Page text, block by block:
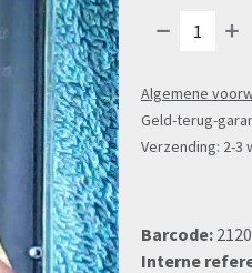
Algemene
Geld-terug-
Verzending: 2-3
Barcode:
Interne